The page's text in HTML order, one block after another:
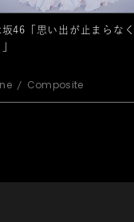
坂46「思い出が止まらなく
Composite